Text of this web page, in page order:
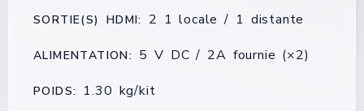
SORTIE(S) HDMI: 2 1 locale / 1 distante
ALIMENTATION: 5 V DC / 2A fournie (×2)
POIDS: 1.30 kg/kit